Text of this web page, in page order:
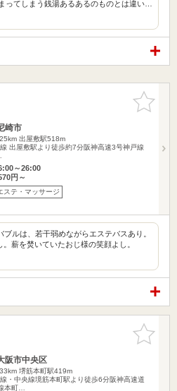
ってしまう銭湯あるあるのものとは違い…
お気に入
りに追加
崎市
出屋敷駅518m
出屋敷駅より徒歩約7分阪神高速3号神戸線
～26:00
円～
ステ・マッサージ
ルは、若干弱めながらエステバスあり。
薪を焚いていたおじ様の笑顔よし。
お気に入
りに追加
阪市中央区
堺筋本町駅419m
・中央線境筋本町駅より徒歩6分阪神高速道
本町…